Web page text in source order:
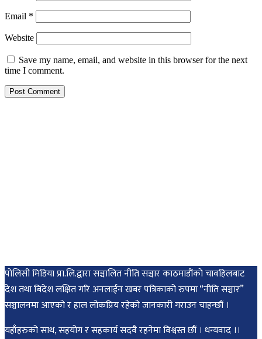
Email *
Website
Save my name, email, and website in this browser for the next
time I comment.
पोलिसी मिडिया प्रा.लि.द्वारा सञ्चालित नीति सञ्चार काठमाडाैंकाे चावहिलबाट
देश तथा बिदेश लक्षित गरि अनलाईन खबर पत्रिकाको रुपमा “नीति सञ्चार”
सञ्चालनमा आएको र हाल लोकप्रिय रहेको जानकारी गराउन चाहन्छौं ।
यहाँहरुको साथ, सहयोग र सहकार्य सदवै रहनेमा विश्वस्त छौं । धन्यवाद ।।